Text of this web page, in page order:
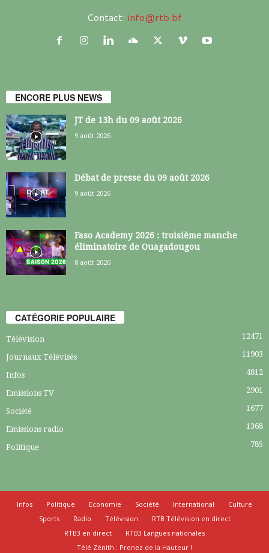
Contact: info@rtb.bf
ENCORE PLUS NEWS
JT de 13h du 09 août 2026
9 août 2026
Débat de presse du 09 août 2026
9 août 2026
Faso Academy 2026 : troisième manche
éliminatoire de Ouagadougou
8 août 2026
CATÉGORIE POPULAIRE
Télévision 12471
Journaux Télévisés 11903
Infos 4812
Emissions TV 2901
Société 1677
Emissions radio 1368
Politique 785
Infos Politique Economie Société International
Culture
Sports
Radio Télévision
RTB Télévision en direct
RTB3 en direct
RTB3 Langues nationales
Télé Zénith : Prenez de la Hauteur !